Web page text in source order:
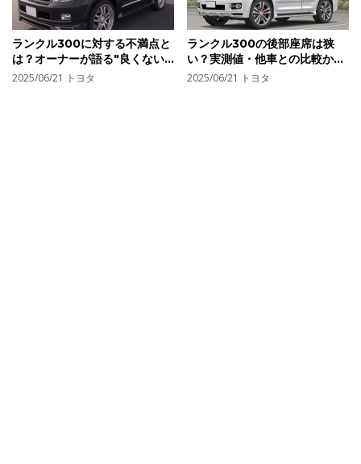
ランクル300に対する不満点と
は？オーナーが語る"良くない
部分"と改善してほしいポイン
2025/06/21 トヨタ
ランクル300の後部座席は狭
い？実測値・他車との比較から
見る居住性の真実
2025/06/21 トヨタ